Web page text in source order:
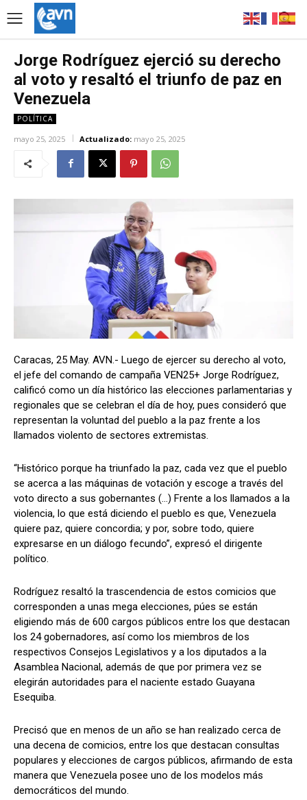
Jorge Rodríguez ejerció su derecho
al voto y resaltó el triunfo de paz en
Venezuela
POLÍTICA
mayo 25, 2025 Actualizado: mayo 25, 2025
Caracas, 25 May. AVN.- Luego de ejercer su derecho al voto,
el jefe del comando de campaña VEN25+ Jorge Rodríguez,
calificó como un día histórico las elecciones parlamentarias y
regionales que se celebran el día de hoy, pues consideró que
representan la voluntad del pueblo a la paz frente a los
llamados violento de sectores extremistas.
“Histórico porque ha triunfado la paz, cada vez que el pueblo
se acerca a las máquinas de votación y escoge a través del
voto directo a sus gobernantes (…) Frente a los llamados a la
violencia, lo que está diciendo el pueblo es que, Venezuela
quiere paz, quiere concordia; y por, sobre todo, quiere
expresarse en un diálogo fecundo”, expresó el dirigente
político.
Rodríguez resaltó la trascendencia de estos comicios que
corresponden a unas mega elecciones, púes se están
eligiendo más de 600 cargos públicos entre los que destacan
los 24 gobernadores, así como los miembros de los
respectivos Consejos Legislativos y a los diputados a la
Asamblea Nacional, además de que por primera vez se
elegirán autoridades para el naciente estado Guayana
Esequiba.
Precisó que en menos de un año se han realizado cerca de
una decena de comicios, entre los que destacan consultas
populares y elecciones de cargos públicos, afirmando de esta
manera que Venezuela posee uno de los modelos más
democráticos del mundo.